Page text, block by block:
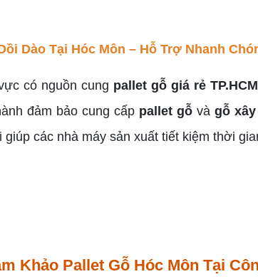
Dào Tại Hóc Môn – Hỗ Trợ Nhanh
có nguồn cung pallet gỗ giá rẻ TP.HCM
đảm bảo cung cấp pallet gỗ vàgỗ
các nhà máy sản xuất tiết kiệm thời
Khảo Pallet Gỗ Hóc Môn Tại